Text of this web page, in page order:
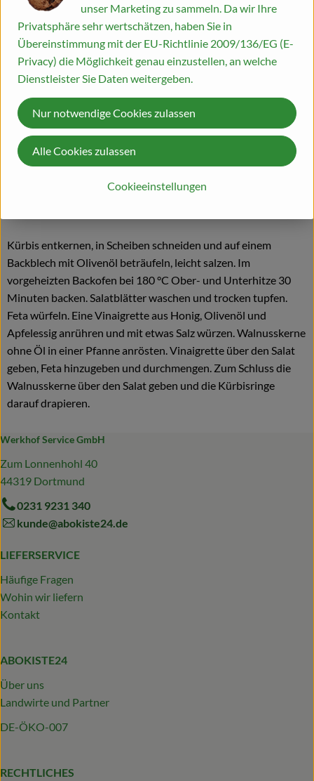
1/2 Butternut oder Hokkaido
1 kleiner Radicchio
1 kleiner Salat
1 Packung Feta
2 EL Honig
2 EL Olivenöl
75 ml Apfelessig
Salz
3 EL gehackte Walnusskerne
Kürbis entkernen, in Scheiben schneiden und auf einem
Backblech mit Olivenöl beträufeln, leicht salzen. Im
vorgeheizten Backofen bei 180 °C Ober- und Unterhitze 30
Minuten backen. Salatblätter waschen und trocken tupfen.
Feta würfeln. Eine Vinaigrette aus Honig, Olivenöl und
Apfelessig anrühren und mit etwas Salz würzen. Walnusskerne
ohne Öl in einer Pfanne anrösten. Vinaigrette über den Salat
geben, Feta hinzugeben und durchmengen. Zum Schluss die
Walnusskerne über den Salat geben und die Kürbisringe
darauf drapieren.
Werkhof Service GmbH
Zum Lonnenhohl 40
44319 Dortmund
0231 9231 340
kunde@abokiste24.de
LIEFERSERVICE
Häufige Fragen
Wohin wir liefern
Kontakt
ABOKISTE24
Über uns
Landwirte und Partner
DE-ÖKO-007
RECHTLICHES
unser Marketing zu sammeln. Da wir Ihre
Privatsphäre sehr wertschätzen, haben Sie in
Übereinstimmung mit der EU-Richtlinie 2009/136/EG (E-
Privacy) die Möglichkeit genau einzustellen, an welche
Dienstleister Sie Daten weitergeben.
Cookieeinstellungen
Nur notwendige Cookies zulassen
Alle Cookies zulassen